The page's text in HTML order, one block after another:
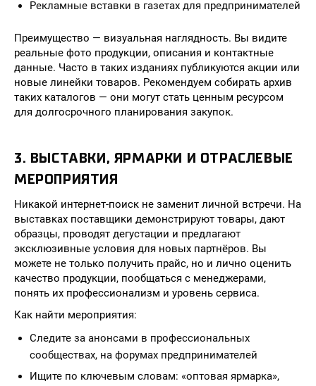
Рекламные вставки в газетах для предпринимателей
Преимущество — визуальная наглядность. Вы видите
реальные фото продукции, описания и контактные
данные. Часто в таких изданиях публикуются акции или
новые линейки товаров. Рекомендуем собирать архив
таких каталогов — они могут стать ценным ресурсом
для долгосрочного планирования закупок.
3. ВЫСТАВКИ, ЯРМАРКИ И ОТРАСЛЕВЫЕ
МЕРОПРИЯТИЯ
Никакой интернет-поиск не заменит личной встречи. На
выставках поставщики демонстрируют товары, дают
образцы, проводят дегустации и предлагают
эксклюзивные условия для новых партнёров. Вы
можете не только получить прайс, но и лично оценить
качество продукции, пообщаться с менеджерами,
понять их профессионализм и уровень сервиса.
Как найти мероприятия:
Следите за анонсами в профессиональных
сообществах, на форумах предпринимателей
Ищите по ключевым словам: «оптовая ярмарка»,